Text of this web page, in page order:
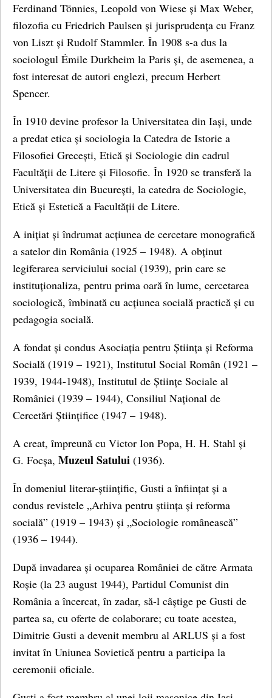
Ferdinand Tönnies, Leopold von Wiese și Max Weber,
filozofia cu Friedrich Paulsen și jurisprudența cu Franz
von Liszt și Rudolf Stammler. În 1908 s-a dus la
sociologul Émile Durkheim la Paris și, de asemenea, a
fost interesat de autori englezi, precum Herbert
Spencer.
În 1910 devine profesor la Universitatea din Iași, unde
a predat etica și sociologia la Catedra de Istorie a
Filosofiei Grecești, Etică și Sociologie din cadrul
Facultății de Litere și Filosofie. În 1920 se transferă la
Universitatea din București, la catedra de Sociologie,
Etică și Estetică a Facultății de Litere.
A inițiat și îndrumat acțiunea de cercetare monografică
a satelor din România (1925 – 1948). A obținut
legiferarea serviciului social (1939), prin care se
instituționaliza, pentru prima oară în lume, cercetarea
sociologică, îmbinată cu acțiunea socială practică și cu
pedagogia socială.
A fondat și condus Asociația pentru Știința și Reforma
Socială (1919 – 1921), Institutul Social Român (1921 –
1939, 1944-1948), Institutul de Științe Sociale al
României (1939 – 1944), Consiliul Național de
Cercetări Științifice (1947 – 1948).
A creat, împreună cu Victor Ion Popa, H. H. Stahl și
G. Focșa, Muzeul Satului (1936).
În domeniul literar-științific, Gusti a înființat și a
condus revistele „Arhiva pentru știința și reforma
socială” (1919 – 1943) și „Sociologie românească”
(1936 – 1944).
După invadarea și ocuparea României de către Armata
Roșie (la 23 august 1944), Partidul Comunist din
România a încercat, în zadar, să-l câștige pe Gusti de
partea sa, cu oferte de colaborare; cu toate acestea,
Dimitrie Gusti a devenit membru al ARLUS și a fost
invitat în Uniunea Sovietică pentru a participa la
ceremonii oficiale.